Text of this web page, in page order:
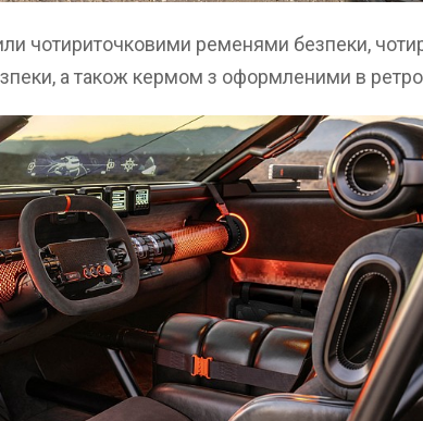
чотириточковими ременями безпеки,
а також кермом з оформленими в